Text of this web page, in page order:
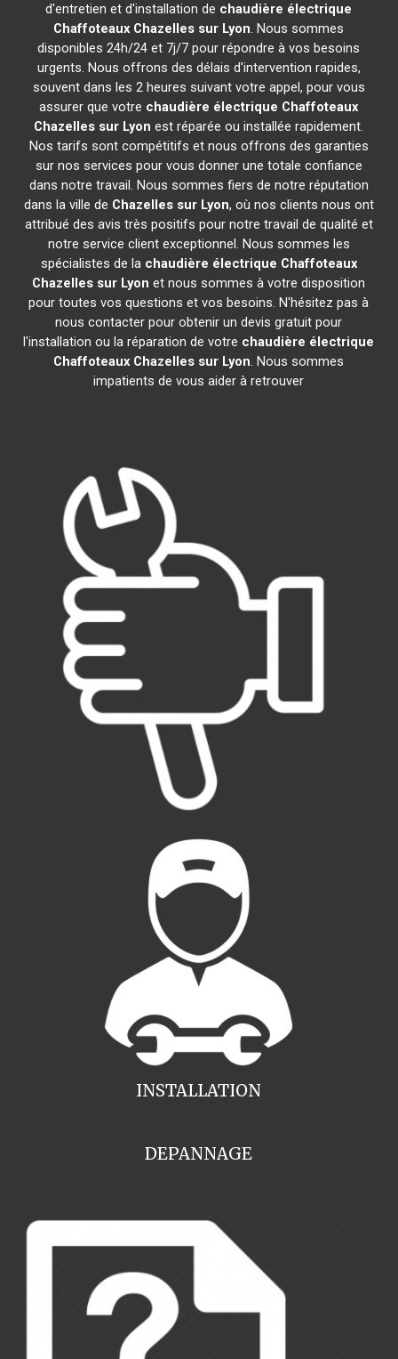
d'entretien et d'installation de chaudière électrique
Chaffoteaux Chazelles sur Lyon. Nous sommes
disponibles 24h/24 et 7j/7 pour répondre à vos besoins
urgents. Nous offrons des délais d'intervention rapides,
souvent dans les 2 heures suivant votre appel, pour vous
assurer que votre chaudière électrique Chaffoteaux
Chazelles sur Lyon est réparée ou installée rapidement.
Nos tarifs sont compétitifs et nous offrons des garanties
sur nos services pour vous donner une totale confiance
dans notre travail. Nous sommes fiers de notre réputation
dans la ville de Chazelles sur Lyon, où nos clients nous ont
attribué des avis très positifs pour notre travail de qualité et
notre service client exceptionnel. Nous sommes les
spécialistes de la chaudière électrique Chaffoteaux
Chazelles sur Lyon et nous sommes à votre disposition
pour toutes vos questions et vos besoins. N'hésitez pas à
nous contacter pour obtenir un devis gratuit pour
l'installation ou la réparation de votre chaudière électrique
Chaffoteaux Chazelles sur Lyon. Nous sommes
impatients de vous aider à retrouver
INSTALLATION
DEPANNAGE